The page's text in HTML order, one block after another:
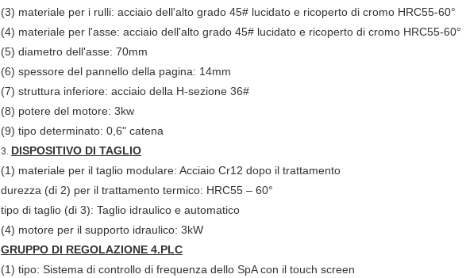
(3) materiale per i rulli: acciaio dell'alto grado 45# lucidato e ricoperto di cromo HRC55-60°
(4) materiale per l'asse: acciaio dell'alto grado 45# lucidato e ricoperto di cromo HRC55-60°
(5) diametro dell'asse: 70mm
(6) spessore del pannello della pagina: 14mm
(7) struttura inferiore: acciaio della H-sezione 36#
(8) potere del motore: 3kw
(9) tipo determinato: 0,6" catena
3. DISPOSITIVO DI TAGLIO
(1) materiale per il taglio modulare: Acciaio Cr12 dopo il trattamento
durezza (di 2) per il trattamento termico: HRC55 – 60°
tipo di taglio (di 3): Taglio idraulico e automatico
(4) motore per il supporto idraulico: 3kW
GRUPPO DI REGOLAZIONE 4.PLC
(1) tipo: Sistema di controllo di frequenza dello SpA con il touch screen